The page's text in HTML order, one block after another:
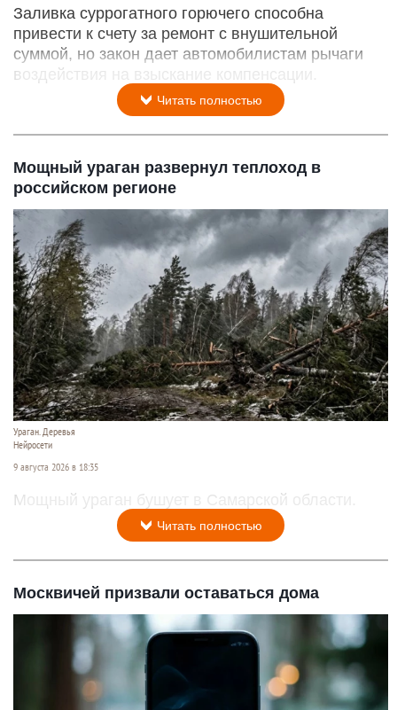
Заливка суррогатного горючего способна
привести к счету за ремонт с внушительной
суммой, но закон дает автомобилистам рычаги
воздействия на взыскание компенсации.
Читать полностью
Мощный ураган развернул теплоход в
российском регионе
Ураган. Деревья
Нейросети
9 августа 2026 в 18:35
Мощный ураган бушует в Самарской области.
Читать полностью
Москвичей призвали оставаться дома